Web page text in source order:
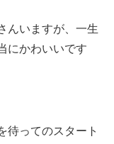
んいますが、一生
にかわいいです
待ってのスタート